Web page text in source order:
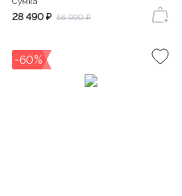
28 490 ₽ 56 990 ₽
-60%